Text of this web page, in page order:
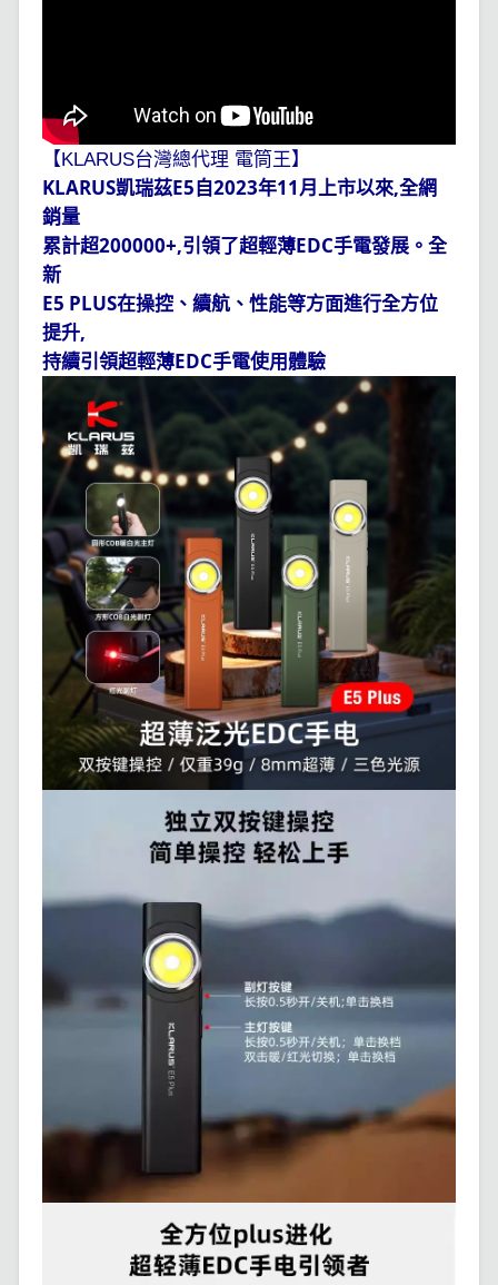
【KLARUS台灣總代理 電筒王】
KLARUS凱瑞茲E5 自2023年11月上市以來,全網
銷量
累計超200000+,引領了超輕薄EDC手電發展。全
新
E5 PLUS在操控、續航、性能等方面進行全方位
提升,
持續引領超輕薄EDC手電使用體驗